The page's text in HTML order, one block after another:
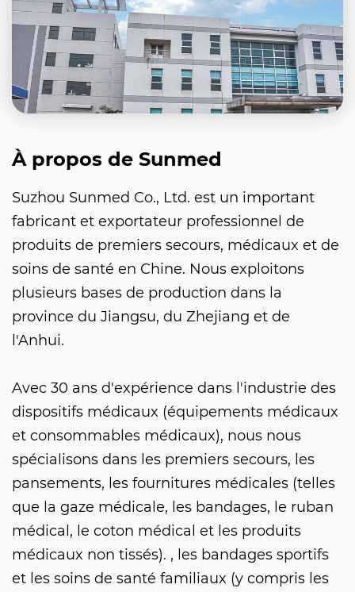
À propos de Sunmed
Suzhou Sunmed Co., Ltd. est un important
fabricant et exportateur professionnel de
produits de premiers secours, médicaux et de
soins de santé en Chine. Nous exploitons
plusieurs bases de production dans la
province du Jiangsu, du Zhejiang et de
l'Anhui.
Avec 30 ans d'expérience dans l'industrie des
dispositifs médicaux (équipements médicaux
et consommables médicaux), nous nous
spécialisons dans les premiers secours, les
pansements, les fournitures médicales (telles
que la gaze médicale, les bandages, le ruban
médical, le coton médical et les produits
médicaux non tissés). , les bandages sportifs
et les soins de santé familiaux (y compris les